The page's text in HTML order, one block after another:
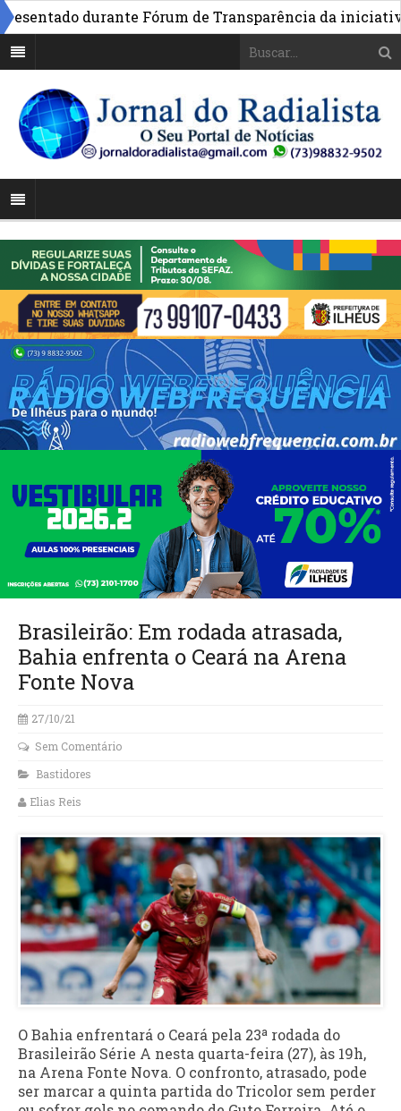
durante Fórum de Transparência da iniciativa
Brasileirão: Em rodada atrasada,
Bahia enfrenta o Ceará na Arena
Fonte Nova
27/10/21
Sem Comentário
Bastidores
Elias Reis
O Bahia enfrentará o Ceará pela 23ª rodada do
Brasileirão Série A nesta quarta-feira (27), às 19h,
na Arena Fonte Nova. O confronto, atrasado, pode
ser marcar a quinta partida do Tricolor sem perder